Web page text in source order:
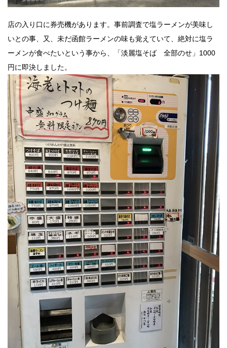
店の入り口に券売機があります。事前調査で塩ラーメンが美味し
いとの事、又、未だ函館ラーメンの味も覚えていて、絶対に塩ラ
ーメンが食べたいという事から、「淡麗塩そば 全部のせ」1000
円に即決しました。